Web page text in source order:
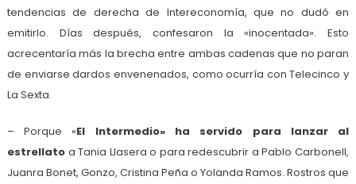
tendencias de derecha de Intereconomía, que no dudó en
emitirlo. Días después, confesaron la «inocentada». Esto
acrecentaría más la brecha entre ambas cadenas que no paran
de enviarse dardos envenenados, como ocurría con Telecinco y
La Sexta.
– Porque «El Intermedio» ha servido para lanzar al
estrellatoa Tania Llasera o para redescubrir a Pablo Carbonell,
Juanra Bonet, Gonzo, Cristina Peña o Yolanda Ramos. Rostros que